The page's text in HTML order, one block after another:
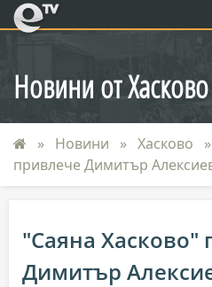
eTV
Новини от Хасково
Новини Хасково
привлече Димитър
"Саяна Хасково"
Димитър